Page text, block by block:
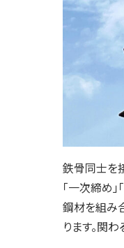
鉄骨同士を
「一次締め
鋼材を組み
ります。関